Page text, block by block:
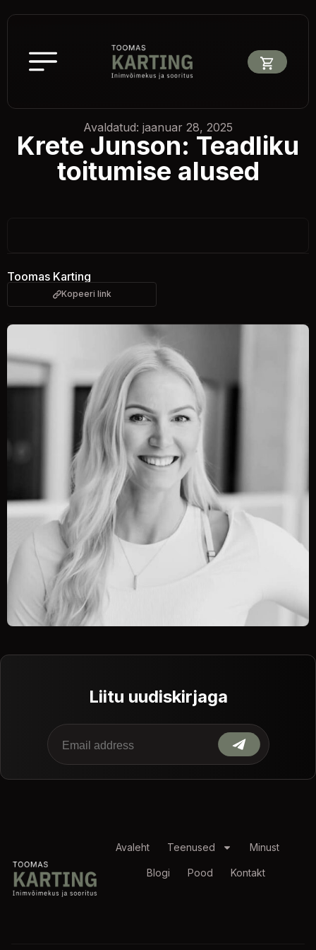
Avaldatud: jaanuar 28, 2025
Krete Junson: Teadliku
toitumise alused
Toomas Karting
Kopeeri link
Liitu uudiskirjaga
Avaleht Teenused Minust
Blogi Pood Kontakt